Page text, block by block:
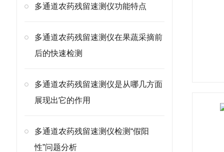
多通道农药残留速测仪功能特点
多通道农药残留速测仪在果蔬采摘前
后的快速检测
多通道农药残留速测仪是从哪几方面
展现出它的作用
多通道农药残留速测仪检测“假阳
性”问题分析